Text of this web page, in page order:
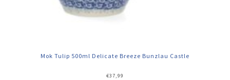
Mok Tulip 500ml Delicate Breeze Bunzlau Castle
€37,99